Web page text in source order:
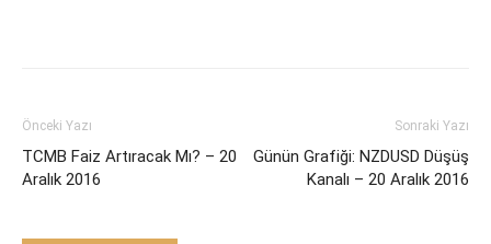
Önceki Yazı
TCMB Faiz Artıracak Mı? – 20
Aralık 2016
Sonraki Yazı
Günün Grafiği: NZDUSD Düşüş
Kanalı – 20 Aralık 2016